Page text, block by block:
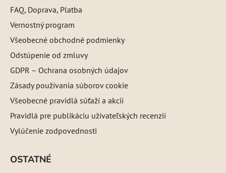
FAQ, Doprava, Platba
Vernostný program
Všeobecné obchodné podmienky
Odstúpenie od zmluvy
GDPR – Ochrana osobných údajov
Zásady používania súborov cookie
Všeobecné pravidlá súťaží a akcií
Pravidlá pre publikáciu užívateľských recenzií
Vylúčenie zodpovednosti
OSTATNÉ